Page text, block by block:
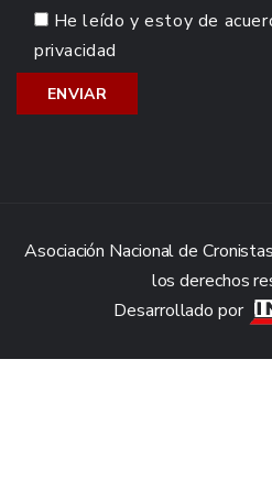
He leído y estoy de
privacidad
Asociación Nacional de
los derechos
Desarrollado por